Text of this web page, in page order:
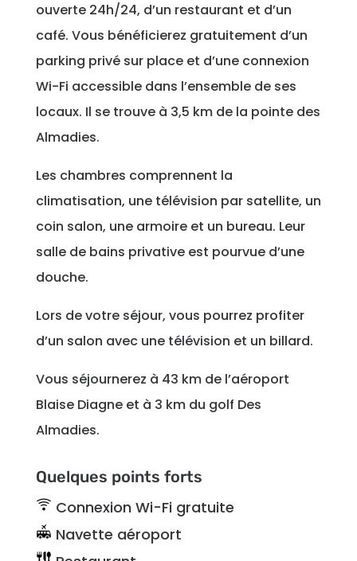
ouverte 24h/24, d’un restaurant et d’un
café. Vous bénéficierez gratuitement d’un
parking privé sur place et d’une connexion
Wi-Fi accessible dans l’ensemble de ses
locaux. Il se trouve à 3,5 km de la pointe des
Almadies.
Les chambres comprennent la
climatisation, une télévision par satellite, un
coin salon, une armoire et un bureau. Leur
salle de bains privative est pourvue d’une
douche.
Lors de votre séjour, vous pourrez profiter
d’un salon avec une télévision et un billard.
Vous séjournerez à 43 km de l’aéroport
Blaise Diagne et à 3 km du golf Des
Almadies.
Quelques points forts
Connexion Wi-Fi gratuite
Navette aéroport